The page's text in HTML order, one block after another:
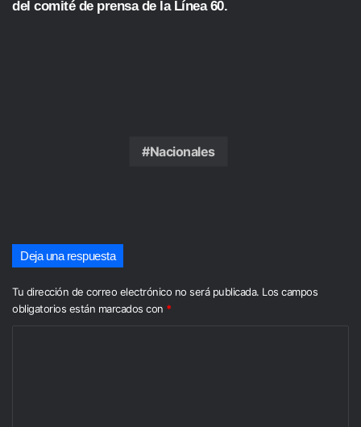
del comité de prensa de la Línea 60.
Nacionales
Deja una respuesta
Tu dirección de correo electrónico no será publicada. Los campos
obligatorios están marcados con *